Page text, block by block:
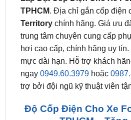
trung tâm chuyên cung cấp
hơi cao cấp, chính hãng uy tín.
mực dài hạn. Hỗ trợ khách
ngay0949.60.3979hoặc
trợ bởi đội ngũ kỹ thuật viên
Độ Cốp Điện Cho Xe